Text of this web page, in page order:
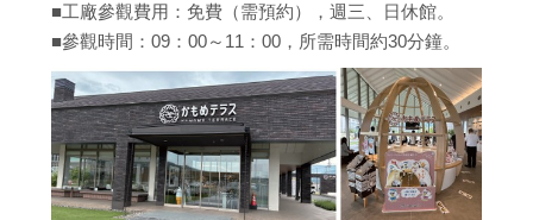
■工廠參觀費用：免費（需預約），週三、日休館。
■參觀時間：09：00～11：00，所需時間約30分鐘。